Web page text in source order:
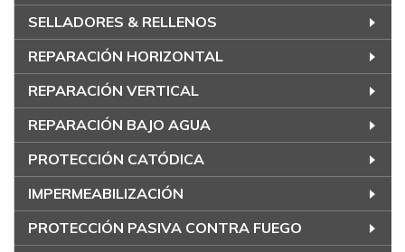
SELLADORES & RELLENOS
REPARACIÓN HORIZONTAL
REPARACIÓN VERTICAL
REPARACIÓN BAJO AGUA
PROTECCIÓN CATÓDICA
IMPERMEABILIZACIÓN
PROTECCIÓN PASIVA CONTRA FUEGO